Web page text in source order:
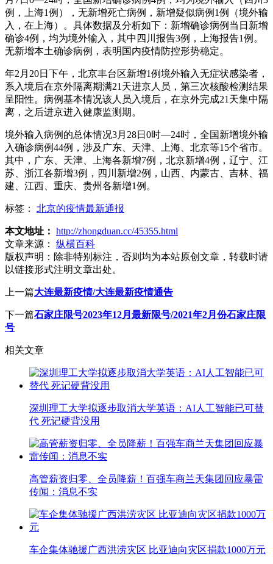
例，上海1例），无新增死亡病例，新增疑似病例1例（境外输
入，在上海）。具体数据及分析如下：新增确诊病例当日新增
确诊4例，均为境外输入，其中四川报告3例，上海报告1例。
无新增本土确诊病例，表明国内疫情防控形势稳定。
年2月20日下午，北京丰台区新增1例境外输入无症状感染者，
系入境后在京外隔离期满21天进京人员，第三次核酸检测结果
呈阳性。病例基本情况该人员入境后，在京外完成21天集中隔
离，之后进京进入健康监测期。
境外输入病例的总体情况3月28日0时—24时，全国新增境外输
入确诊病例44例，涉及广东、天津、上海、北京等15个省市。
其中，广东、天津、上海各新增7例，北京新增4例，辽宁、江
苏、浙江各新增3例，四川新增2例，山西、内蒙古、吉林、福
建、江西、重庆、贵州各新增1例。
标签： 北京的疫情最新通报
本文地址： http://zhongduan.cc/45355.html
文章来源：
纵横百科
版权声明： 除非特别标注，否则均为本站原创文章，转载时请
以链接形式注明文章出处。
上一篇大连最新疫情/大连最新疫情通告
下一篇石家庄限号2023年12月最新限号/2021年2月份石家庄限
号
相关文章
深圳理工大学拟逐步取消大学英语：AI人工智能已可替
代 死记硬背没用
高管薪资归零、全员降薪！百强车商兰天集团回应暴雷
传闻：消息不实
车企集体驰援广西洪涝灾区 比亚迪向灾区捐款1000万元